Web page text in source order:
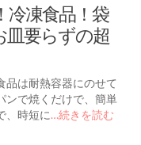
冷凍食品！袋
皿要らずの超
品は耐熱容器にのせて
ンで焼くだけで、簡単
、時短に…続きを読む